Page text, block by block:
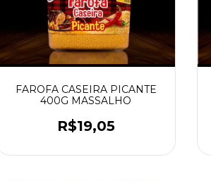
FAROFA CASEIRA PICANTE
400G MASSALHO
R$19,05